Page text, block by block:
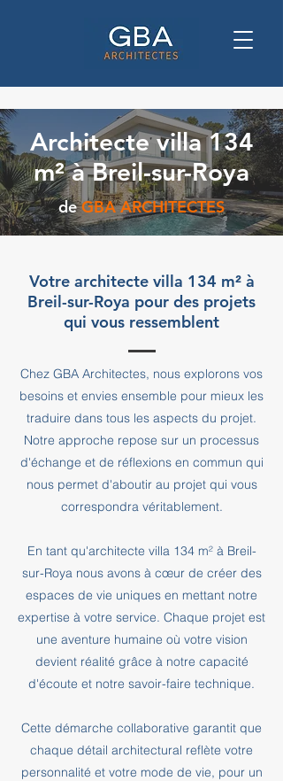
Architecte villa 134
m² à Breil-sur-Roya
de GBA ARCHITECTES
Votre architecte villa 134 m² à
Breil-sur-Roya pour des projets
qui vous ressemblent
Chez GBA Architectes, nous explorons vos
besoins et envies ensemble pour mieux les
traduire dans tous les aspects du projet.
Notre approche repose sur un processus
d'échange et de réflexions en commun qui
nous permet d'aboutir au projet qui vous
correspondra véritablement.
En tant qu'architecte villa 134 m² à Breil-
sur-Roya nous avons à cœur de créer des
espaces de vie uniques en mettant notre
expertise à votre service. Chaque projet est
une aventure humaine où votre vision
devient réalité grâce à notre capacité
d'écoute et notre savoir-faire technique.
Cette démarche collaborative garantit que
chaque détail architectural reflète votre
personnalité et votre mode de vie, pour un